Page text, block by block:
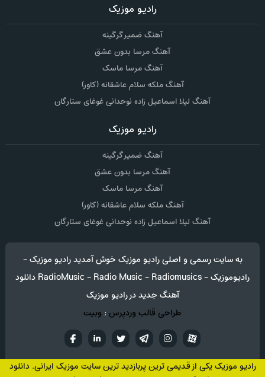
رادیو موزیک
آهنگ ضمیر گرگینه
آهنگ مرسا بدون عشق
آهنگ مرسا ماسک
آهنگ ملکه سلام عاشقانه (کاور)
آهنگ لیلا اسماعیل زاده نوحدانی غوغای ستارگان
رادیو موزیک
آهنگ ضمیر گرگینه
آهنگ مرسا بدون عشق
آهنگ مرسا ماسک
آهنگ ملکه سلام عاشقانه (کاور)
آهنگ لیلا اسماعیل زاده نوحدانی غوغای ستارگان
به سایت رسمی و اصلی رادیو موزیک خوش آمدید رادیو موزیک -
رادیوموزیک - RadioMusic - Radio Music - Radiomusics دانلود
آهنگ جدید در رادیو موزیک
طراحی قالب وردپرس: وبیت
تويترتلگراماینستاگرام
آپارات
رادیو موزیک یکی از قدیمی ترین پربازدید ترین سایت موزیک ایرانی. دانلود